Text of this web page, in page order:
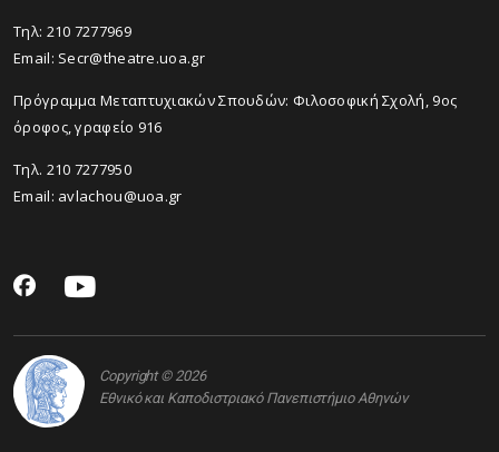
Τηλ: 210 7277969
Email: Secr@theatre.uoa.gr
Πρόγραμμα Μεταπτυχιακών Σπουδών: Φιλοσοφική Σχολή, 9ος
όροφος, γραφείο 916
Τηλ. 210 7277950
Email: avlachou@uoa.gr
Copyright © 2026
Εθνικό και Καποδιστριακό Πανεπιστήμιο Αθηνών